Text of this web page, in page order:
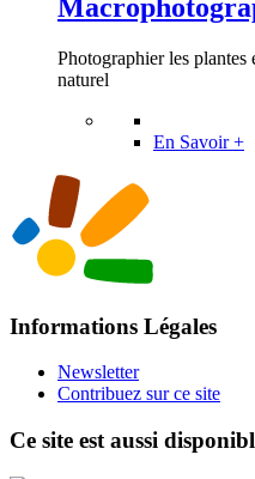
Photographier les plantes
naturel
En Savoir +
Informations Légales
Newsletter
Contribuez sur ce site
Ce site est aussi